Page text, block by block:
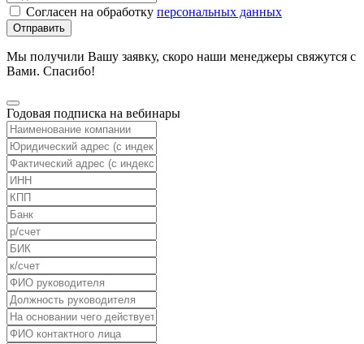
Согласен на обработку персональных данных
Отправить
Мы получили Вашу заявку, скоро наши менеджеры свяжутся с
Вами. Спасибо!
Годовая подписка на вебинары